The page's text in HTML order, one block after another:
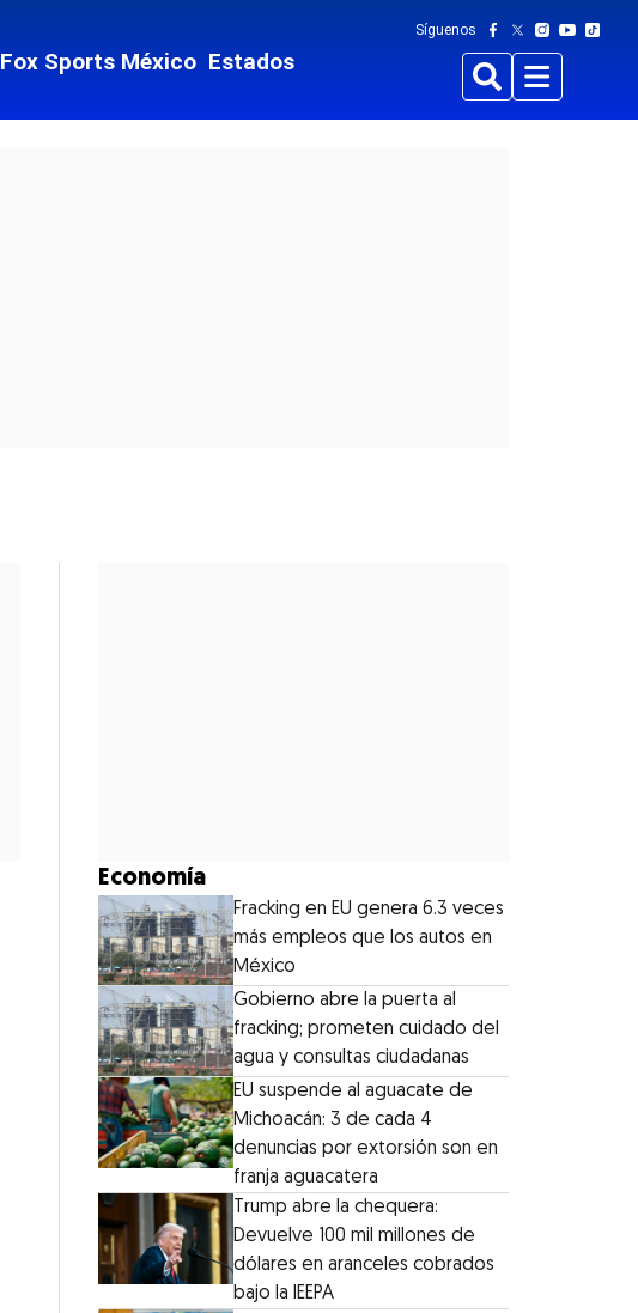
Fox Sports México Estados
Síguenos
BuscarMenu
Economía
Fracking en EU genera 6.3 veces
más empleos que los autos en
México
Gobierno abre la puerta al
fracking; prometen cuidado del
agua y consultas ciudadanas
EU suspende al aguacate de
Michoacán: 3 de cada 4
denuncias por extorsión son en
franja aguacatera
Trump abre la chequera:
Devuelve 100 mil millones de
dólares en aranceles cobrados
bajo la IEEPA